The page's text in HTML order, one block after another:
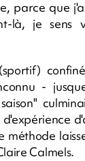
parce que
là, je sens
-
méthode
Calmels.